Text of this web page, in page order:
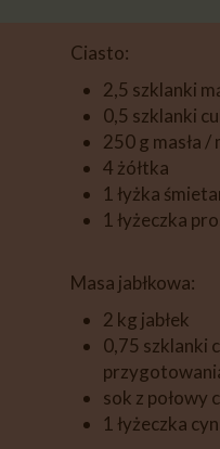
Ciasto:
2,5 szklanki
0,5 szklanki
250 g masła
4 żółtka
1 łyżka
1 łyżeczka
Masa jabłkowa:
2 kg jabłek
0,75 szklanki
sok z połowy
1 łyżeczka